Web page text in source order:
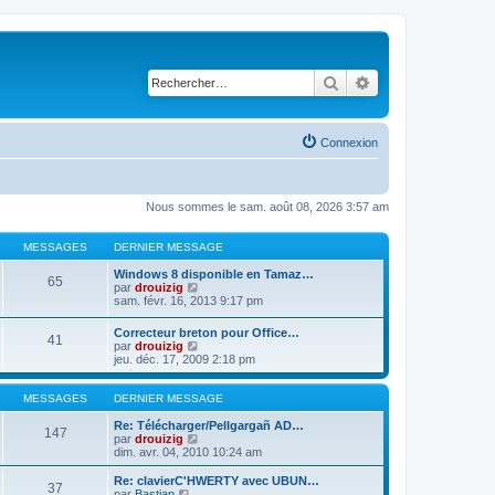
Rechercher
Connexion
Nous sommes le sam. août 08, 2026 3:57 am
MESSAGES DERNIER MESSAGE
65
Windows 8 disponible en Tamaz…
par drouizig
o
u
l
t
e
r
l
d
e
r
n
i
sam. févr. 16, 2013 9:17 pm
41
Correcteur breton pour Office…
par drouizig
o
n
s
u
l
t
r
l
e
jeu. déc. 17, 2009 2:18 pm
MESSAGES DERNIER MESSAGE
147
Re: Télécharger/Pellgargañ AD…
par drouizig
o
n
s
dim. avr. 04, 2010 10:24 am
37
Re: clavierC'HWERTY avec UBUN…